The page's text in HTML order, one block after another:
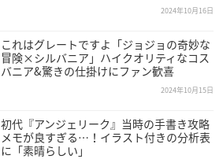
2024年10月16日
これはグレートですよ「ジョジョの奇妙な
冒険×シルバニア」ハイクオリティなコス
バニア&驚きの仕掛けにファン歓喜
2024年10月15日
初代『アンジェリーク』当時の手書き攻略
メモが良すぎる…！イラスト付きの分析表
に「素晴らしい」